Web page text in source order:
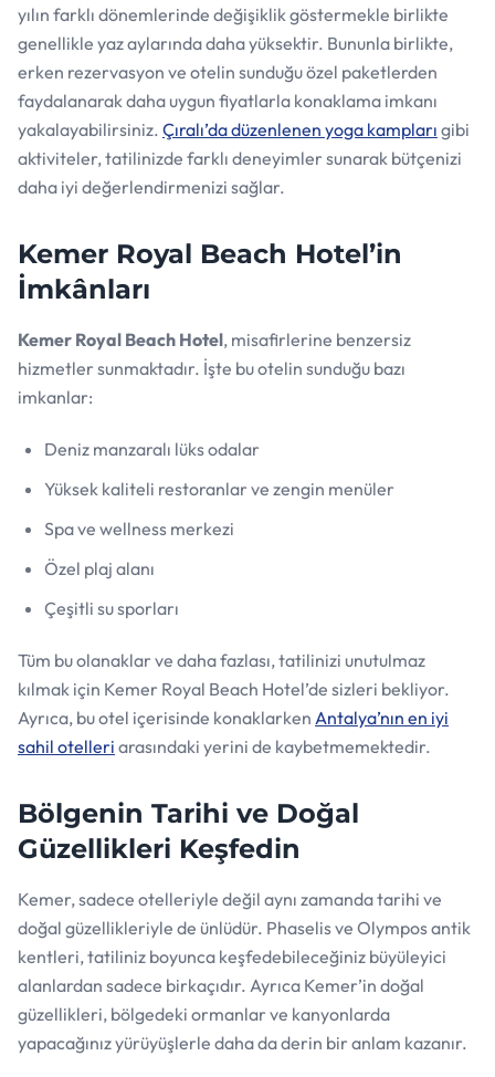
yılın farklı dönemlerinde değişiklik göstermekle birlikte
genellikle yaz aylarında daha yüksektir. Bununla birlikte,
erken rezervasyon ve otelin sunduğu özel paketlerden
faydalanarak daha uygun fiyatlarla konaklama imkanı
yakalayabilirsiniz. Çıralı’da düzenlenen yoga kampları gibi
aktiviteler, tatilinizde farklı deneyimler sunarak bütçenizi
daha iyi değerlendirmenizi sağlar.
Kemer Royal Beach Hotel’in
İmkânları
Kemer Royal Beach Hotel, misafirlerine benzersiz
hizmetler sunmaktadır. İşte bu otelin sunduğu bazı
imkanlar:
Deniz manzaralı lüks odalar
Yüksek kaliteli restoranlar ve zengin menüler
Spa ve wellness merkezi
Özel plaj alanı
Çeşitli su sporları
Tüm bu olanaklar ve daha fazlası, tatilinizi unutulmaz
kılmak için Kemer Royal Beach Hotel’de sizleri bekliyor.
Ayrıca, bu otel içerisinde konaklarken Antalya’nın en iyi
sahil otelleri arasındaki yerini de kaybetmemektedir.
Bölgenin Tarihi ve Doğal
Güzellikleri Keşfedin
Kemer, sadece otelleriyle değil aynı zamanda tarihi ve
doğal güzellikleriyle de ünlüdür. Phaselis ve Olympos antik
kentleri, tatiliniz boyunca keşfedebileceğiniz büyüleyici
alanlardan sadece birkaçıdır. Ayrıca Kemer’in doğal
güzellikleri, bölgedeki ormanlar ve kanyonlarda
yapacağınız yürüyüşlerle daha da derin bir anlam kazanır.